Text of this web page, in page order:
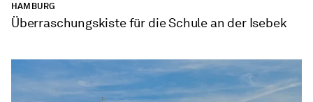
HAMBURG
Überraschungskiste für die Schule an der Isebek